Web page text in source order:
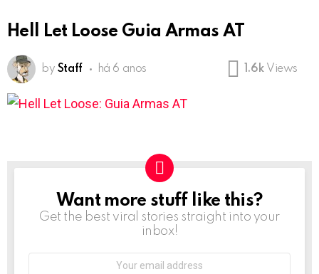
Hell Let Loose Guia Armas AT
by Staff há 6 anos 1.6k Views
NEWSLETTER
Want more stuff like this?
Get the best viral stories straight into your
inbox!